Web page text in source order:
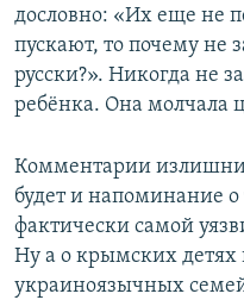
дословно: «Их еще не
пускают, то почему не
русски?». Никогда не
ребёнка. Она молчала
Комментарии
будет и напоминание
фактически самой
Ну а о крымских детях
украиноязычных